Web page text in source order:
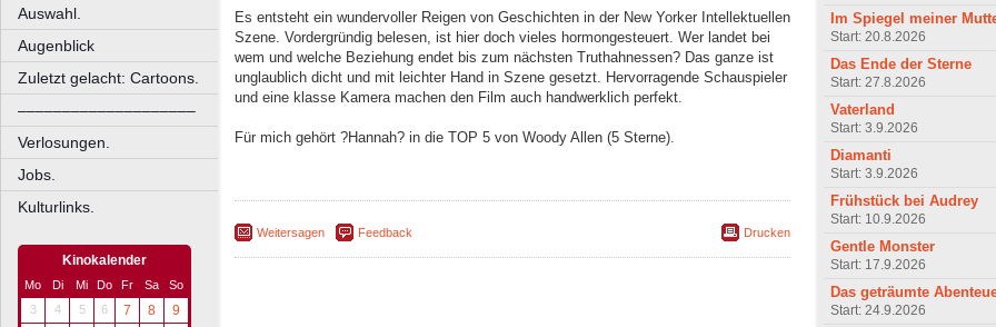
Auswahl.
Augenblick
Zuletzt gelacht: Cartoons.
––––––––––––––––––––
Verlosungen.
Jobs.
Kulturlinks.
Kinokalender
Mo Di Mi Do Fr Sa
So
3
4 5 6 7 8
9
Es entsteht ein wundervoller Reigen von Geschichten in der New Yorker Intellektuellen
Szene. Vordergründig belesen, ist hier doch vieles hormongesteuert. Wer landet bei
wem und welche Beziehung endet bis zum nächsten Truthahnessen? Das ganze ist
unglaublich dicht und mit leichter Hand in Szene gesetzt. Hervorragende Schauspieler
und eine klasse Kamera machen den Film auch handwerklich perfekt.
Für mich gehört ?Hannah? in die TOP 5 von Woody Allen (5 Sterne).
Weitersagen Feedback Drucken
Im Spiegel meiner
Start: 20.8.2026
Das Ende der Sterne
Start: 27.8.2026
Vaterland
Start: 3.9.2026
Diamanti
Start: 3.9.2026
Frühstück bei Audrey
Start: 10.9.2026
Gentle Monster
Start: 17.9.2026
Das geträumte
Start: 24.9.2026